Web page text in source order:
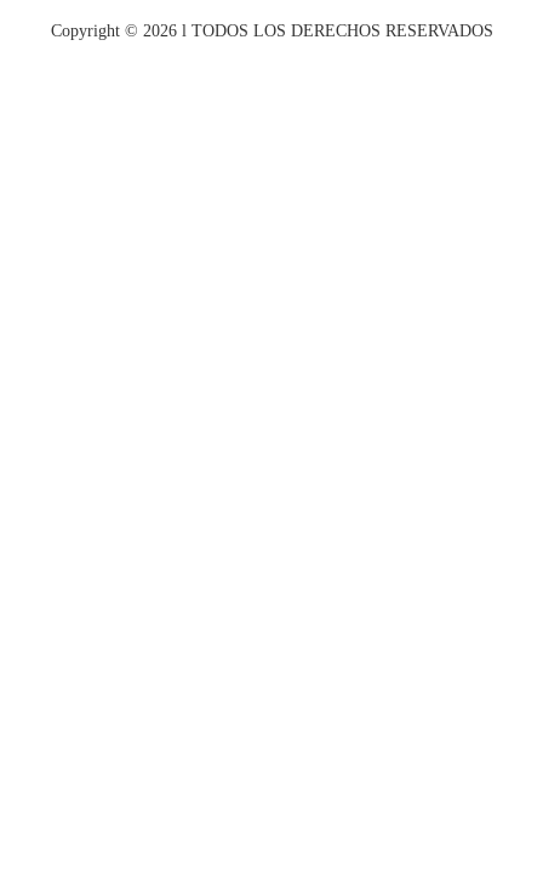
Copyright © 2026l TODOS LOS DERECHOS RESERVADOS